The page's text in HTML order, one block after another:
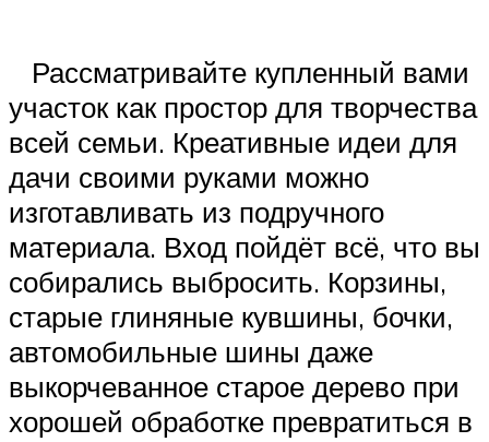
Рассматривайте купленный вами
участок как простор для творчества
всей семьи. Креативные идеи для
дачи своими руками можно
изготавливать из подручного
материала. Вход пойдёт всё, что вы
собирались выбросить. Корзины,
старые глиняные кувшины, бочки,
автомобильные шины даже
выкорчеванное старое дерево при
хорошей обработке превратиться в